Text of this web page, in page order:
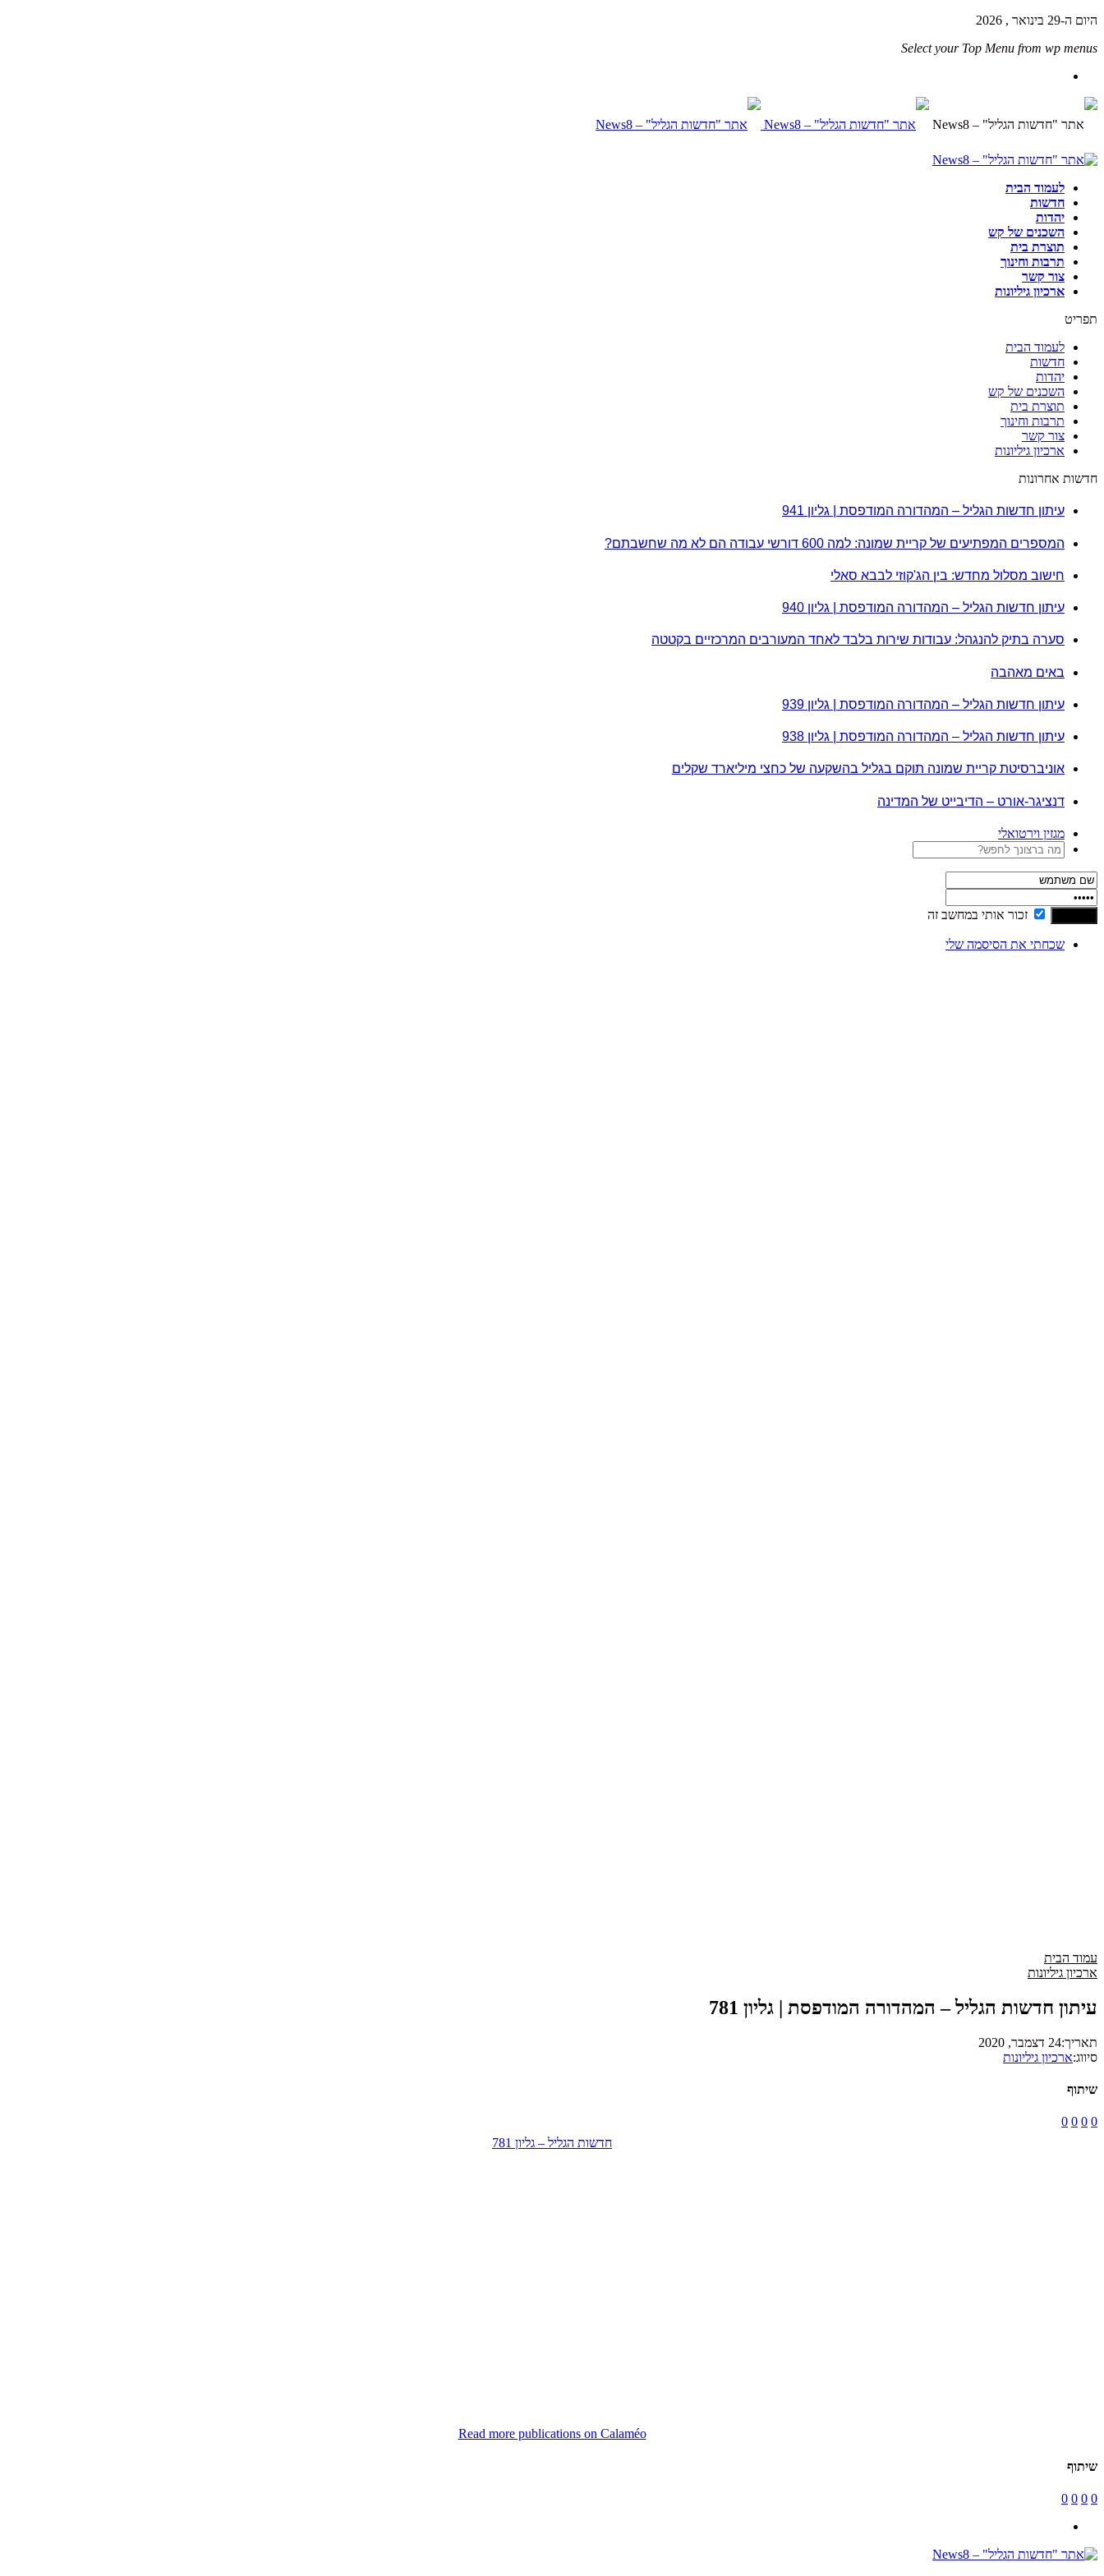
היום ה-29 בינואר , 2026
Select your Top Menu from wp menus
לעמוד הבית
חדשות
יהדות
השכנים של קש
תוצרת בית
תרבות וחינוך
צור קשר
ארכיון גיליונות
תפריט
לעמוד הבית
חדשות
יהדות
השכנים של קש
תוצרת בית
תרבות וחינוך
צור קשר
ארכיון גיליונות
חדשות אחרונות
עיתון חדשות הגליל – המהדורה המודפסת | גליון 941
המספרים המפתיעים של קריית שמונה: למה 600 דורשי עבודה הם לא מה שחשבתם?
חישוב מסלול מחדש: בין הג'קוזי לבבא סאלי
עיתון חדשות הגליל – המהדורה המודפסת | גליון 940
סערה בתיק להנגהל: עבודות שירות בלבד לאחד המעורבים המרכזיים בקטטה
באים מאהבה
עיתון חדשות הגליל – המהדורה המודפסת | גליון 939
עיתון חדשות הגליל – המהדורה המודפסת | גליון 938
אוניברסיטת קריית שמונה תוקם בגליל בהשקעה של כחצי מיליארד שקלים
דנציגר-אורט – הדיבייט של המדינה
מגזין וירטואלי
זכור אותי במחשב זה
שכחתי את הסיסמה שלי
עמוד הבית
ארכיון גיליונות
עיתון חדשות הגליל – המהדורה המודפסת | גליון 781
תאריך:24 דצמבר, 2020
סיווג:ארכיון גיליונות
שיתוף
0
0
0
0
חדשות הגליל – גליון 781
Read more publications on Calaméo
שיתוף
0
0
0
0